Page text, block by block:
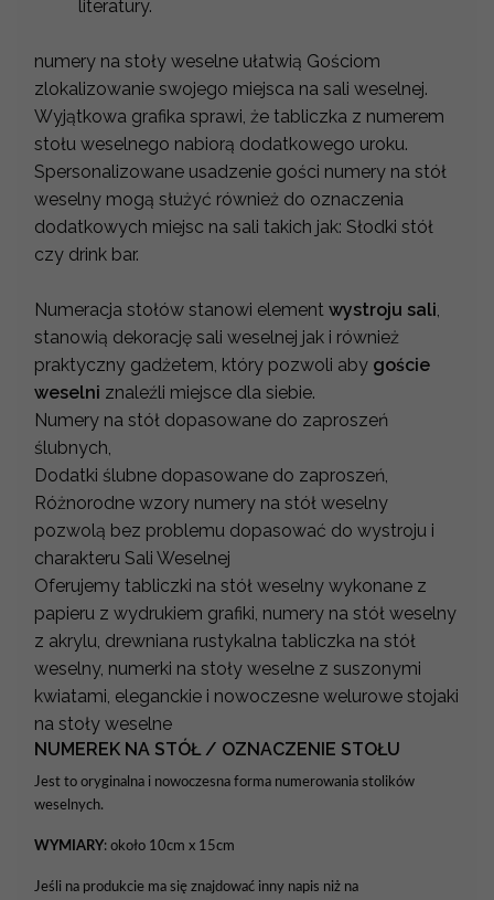
literatury.
numery na stoły weselne ułatwią Gościom
zlokalizowanie swojego miejsca na sali weselnej.
Wyjątkowa grafika sprawi, że tabliczka z numerem
stołu weselnego nabiorą dodatkowego uroku.
Spersonalizowane usadzenie gości numery na stół
weselny mogą służyć również do oznaczenia
dodatkowych miejsc na sali takich jak: Słodki stół
czy drink bar.
Numeracja stołów stanowi element wystroju sali
stanowią dekorację sali weselnej jak i również
praktyczny gadżetem, który pozwoli aby goście
weselni znaleźli miejsce dla siebie.
Numery na stół dopasowane do zaproszeń
ślubnych,
Dodatki ślubne dopasowane do zaproszeń,
Różnorodne wzory numery na stół weselny
pozwolą bez problemu dopasować do wystroju i
charakteru Sali Weselnej
Oferujemy tabliczki na stół weselny wykonane z
papieru z wydrukiem grafiki, numery na stół weselny
z akrylu, drewniana rustykalna tabliczka na stół
weselny, numerki na stoły weselne z suszonymi
kwiatami, eleganckie i nowoczesne welurowe stojaki
na stoły weselne
NUMEREK NA STÓŁ / OZNACZENIE STOŁU
Jest to oryginalna i nowoczesna forma numerowania stolików
weselnych.
WYMIARY: około 10cm x 15cm
Jeśli na produkcie ma się znajdować inny napis niż na